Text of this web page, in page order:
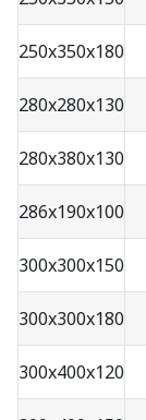
250x350x180
280x280x130
280x380x130
286x190x100
300x300x150
300x300x180
300x400x120